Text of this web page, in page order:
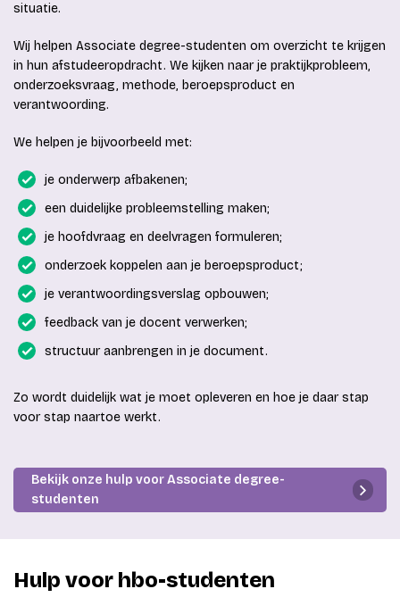
situatie.
Wij helpen Associate degree-studenten om overzicht te krijgen
in hun afstudeeropdracht. We kijken naar je praktijkprobleem,
onderzoeksvraag, methode, beroepsproduct en
verantwoording.
We helpen je bijvoorbeeld met:
je onderwerp afbakenen;
een duidelijke probleemstelling maken;
je hoofdvraag en deelvragen formuleren;
onderzoek koppelen aan je beroepsproduct;
je verantwoordingsverslag opbouwen;
feedback van je docent verwerken;
structuur aanbrengen in je document.
Zo wordt duidelijk wat je moet opleveren en hoe je daar stap
voor stap naartoe werkt.
Bekijk onze hulp voor Associate degree-
studenten
Hulp voor hbo-studenten